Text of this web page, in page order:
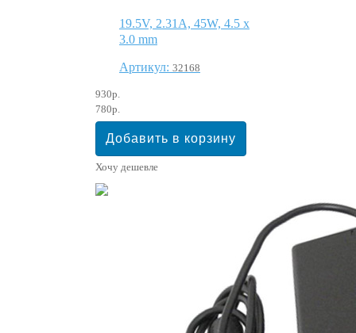
19.5V, 2.31A, 45W, 4.5 x
3.0 mm
Артикул: 32168
930р.
780р.
Хочу дешевле